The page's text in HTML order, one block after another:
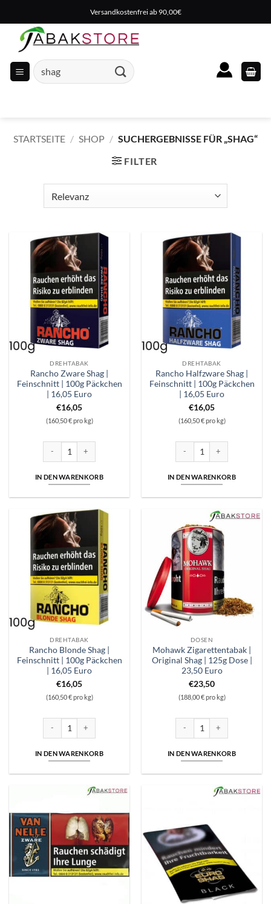
Inhalt
springen
Versandkostenfrei ab 90,00€
Suche
nach:
STARTSEITE / SHOP / SUCHERGEBNISSE FÜR „SHAG“
FILTER
DREHTABAK
Rancho Zware Shag |
Feinschnitt | 100g Päckchen
| 16,05 Euro
€16,05
(160,50 € pro kg)
IN DEN WARENKORB
DREHTABAK
Rancho Halfzware Shag |
Feinschnitt | 100g Päckchen
| 16,05 Euro
€16,05
(160,50 € pro kg)
IN DEN WARENKORB
DREHTABAK
Rancho Blonde Shag |
Feinschnitt | 100g Päckchen
| 16,05 Euro
€16,05
(160,50 € pro kg)
IN DEN WARENKORB
DOSEN
Mohawk Zigarettentabak |
Original Shag | 125g Dose |
23,50 Euro
€23,50
(188,00 € pro kg)
IN DEN WARENKORB